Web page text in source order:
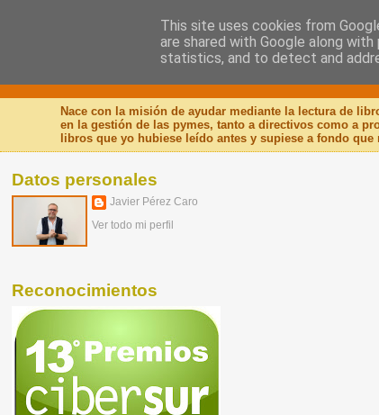
Nuevo Viernes -
Nace con la misión de ayudar mediante la lectura de
en la gestión de las pymes, tanto a directivos como a
libros que yo hubiese leído antes y supiese a fondo que
Datos personales
Javier Pérez Caro
Ver todo mi perfil
Reconocimientos
This site uses cookies from
are shared with Google along
statistics, and to detect and